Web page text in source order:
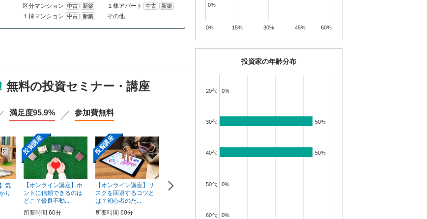
区分マンション 中古 新築 １棟アパート 中古 新築
１棟マンション 中古 新築 その他
無料の投資セミナー・講座
満足度95.9% 参加費無料
気
り
投資講座
【オンライン講座】ホ
ントに信頼できるのは
どこ？優良不動...
所要時間 60分
投資講座
【オンライン講座】リ
スクを回避するコツと
は？初心者のた...
所要時間 60分
【オンライン講座】投
投資講座 投資講座
0%
0%
0% 15% 30% 45% 60%
投資家の年齢分布
0%
0%
50%
50%
50%
50%
0%
0%
0%
0%
20代
30代
40代
50代
60代